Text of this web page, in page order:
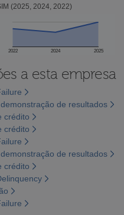
(2025, 2024, 2022)
2022 2024 2025
a esta empresa
de resultados
crédito
crédito
de resultados
crédito